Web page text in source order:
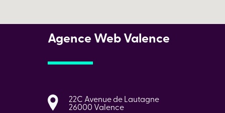
Agence Web Valence
22C Avenue de Lautagne
26000 Valence